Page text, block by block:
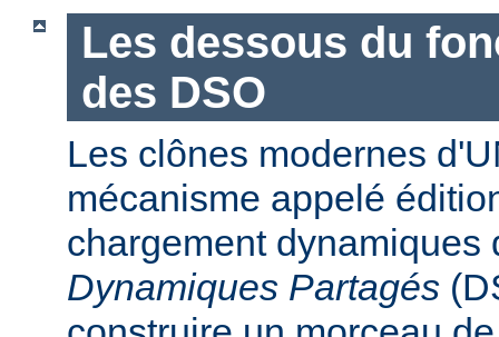
Les dessous du
des DSO
Les clônes modernes
mécanisme appelé
chargement dynamiques
Dynamiques Partagés